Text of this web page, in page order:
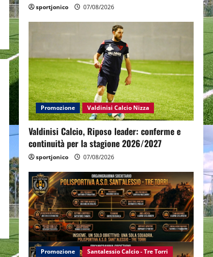
sportjonico 07/08/2026
Promozione Valdinisi Calcio Nizza
Valdinisi Calcio, Riposo leader: conferme e
continuità per la stagione 2026/2027
sportjonico 07/08/2026
Promozione Santalessio Calcio - Tre Torri